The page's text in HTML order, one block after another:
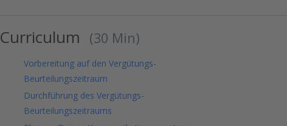
Curriculum 30 Min
Vorbereitung auf den Vergütungs-
Beurteilungszeitraum
Durchführung des Vergütungs-
Beurteilungszeitraums